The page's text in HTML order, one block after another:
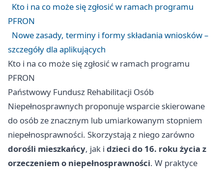
Kto i na co może się zgłosić w ramach programu
PFRON
Nowe zasady, terminy i formy składania wniosków –
szczegóły dla aplikujących
Kto i na co może się zgłosić w ramach programu
PFRON
Państwowy Fundusz Rehabilitacji Osób
Niepełnosprawnych proponuje wsparcie skierowane
do osób ze znacznym lub umiarkowanym stopniem
niepełnosprawności. Skorzystają z niego zarówno
dorośli mieszkańcy, jak i dzieci do 16. roku życia z
orzeczeniem o niepełnosprawności. W praktyce